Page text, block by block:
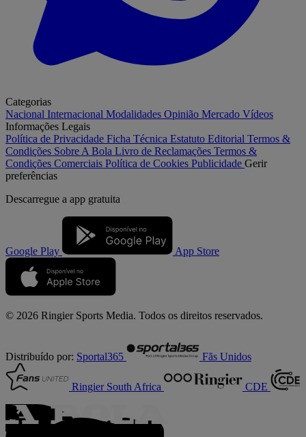
Categorias
Nacional Internacional Modalidades Opinião Mercado Vídeos
Informações Legais
Política de Privacidade Ficha Técnica Estatuto Editorial Termos &
Condições Sobre A Bola Livro de Reclamações Termos &
Condições Comerciais Política de Cookies Publicidade Gerir
preferências
Descarregue a app gratuita
Google Play App Store
© 2026 Ringier Sports Media. Todos os direitos reservados.
Distribuído por: Sportal365 Fãs Unidos
Ringier South Africa CDE